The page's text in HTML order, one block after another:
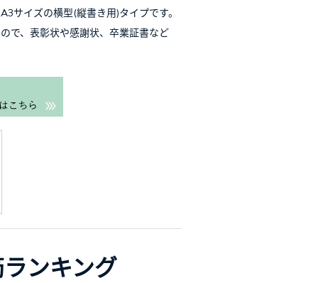
サイズの横型(縦書き用)タイプです。
で、表彰状や感謝状、卒業証書など
ンキング